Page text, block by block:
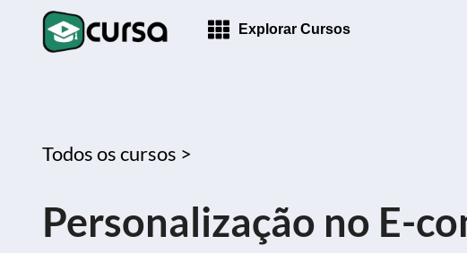
Explorar Cursos
Todos os cursos >
Personalização no E-